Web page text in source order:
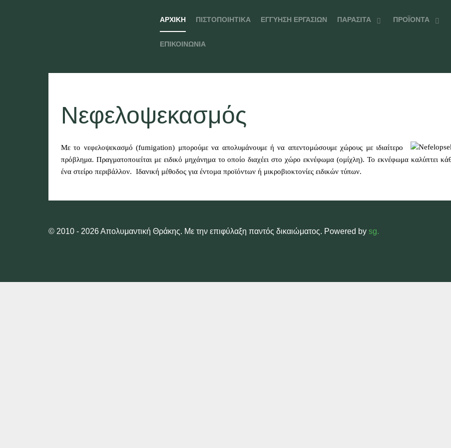
ΑΡΧΙΚΉ ΠΙΣΤΟΠΟΙΗΤΙΚΆ ΕΓΓΎΗΣΗ ΕΡΓΑΣΙΏΝ ΠΑΡΆΣΙΤΑ ΠΡΟΪΌΝΤΑ
ΕΠΙΚΟΙΝΩΝΊΑ
Νεφελοψεκασμός
Με το νεφελοψεκασμό (fumigation) μπορούμε να απολυμάνουμε ή να απεντομώσουμε χώρους με ιδιαίτερο
πρόβλημα. Πραγματοποιείται με ειδικό μηχάνημα το οποίο διαχέει στο χώρο εκνέφωμα (ομίχλη). Το εκνέφωμα καλύπτει
ένα στείρο περιβάλλον. Ιδανική μέθοδος για έντομα προϊόντων ή μικροβιοκτονίες ειδικών τύπων.
© 2010 - 2026 Απολυμαντική Θράκης. Με την επιφύλαξη παντός δικαιώματος. Powered by sg.